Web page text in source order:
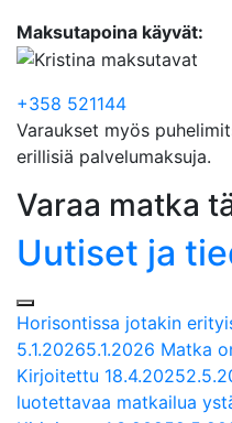
Maksutapoina käyvät:
+358 521144
Varaukset myös
erillisiä palvelumaksuja.
Varaa matka
Uutiset ja
Horisontissa jotakin
5.1.20265.1.2026 Matka
Kirjoitettu 18.4.2025
luotettavaa matkailua